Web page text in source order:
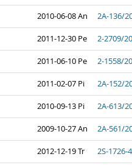
2010-06-08 An 2A-136/
2011-12-30 Pe 2-2709/
2011-06-10 Pe 2-1558/
2011-02-07 Pi 2A-152/
2010-09-13 Pi 2A-613/
2009-10-27 An 2A-561/
2012-12-19 Tr 2S-1726-